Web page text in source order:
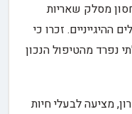
מסלק שאריות
ההיגייניים. זכרו כי
נפרד מהטיפול הנכון
מציעה לבעלי חיות